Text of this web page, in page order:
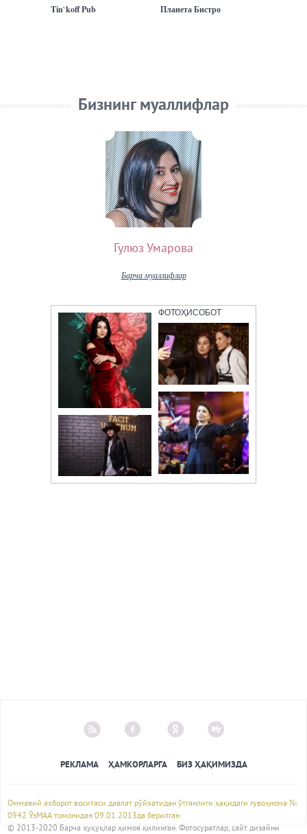
Tin`koff Pub Планета Бистро
Бизнинг муаллифлар
Гулюз Умарова
Барча муаллифлар
ФОТОҲИСОБОТ
РЕКЛАМА ҲАМКОРЛАРГА БИЗ ҲАҚИМИЗДА
Оммавий ахборот воситаси давлат рўйхатидан ўтганлиги ҳақидаги гувоҳнома №
0942 ЎзМАА томонидан 09.01.2013да берилган
© 2013-2020 Барча ҳуқуқлар ҳимоя қилинган. Фотосуратлар, сайт дизайни